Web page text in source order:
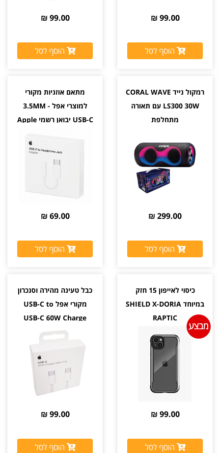
99.00 ₪
הוסף לסל
99.00 ₪
הוסף לסל
רמקול נייד CORAL WAVE
LS300 30W עם תאורה
מתחלפת
299.00 ₪
הוסף לסל
מתאם אוזניות מקורי
למוצרי אפל 3.5MM -
USB-C יבואן רשמי Apple
69.00 ₪
הוסף לסל
כיסוי לאייפון 15 חזק
במיוחד SHIELD X-DORIA
RAPTIC
99.00 ₪
הוסף לסל
כבל טעינה מהירה וסנכרון
מקורי אפל USB-C to
USB-C 60W Charge
99.00 ₪
הוסף לסל